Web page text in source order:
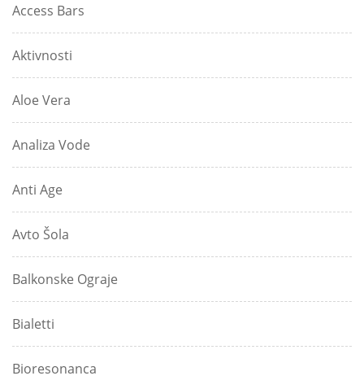
Access Bars
Aktivnosti
Aloe Vera
Analiza Vode
Anti Age
Avto Šola
Balkonske Ograje
Bialetti
Bioresonanca